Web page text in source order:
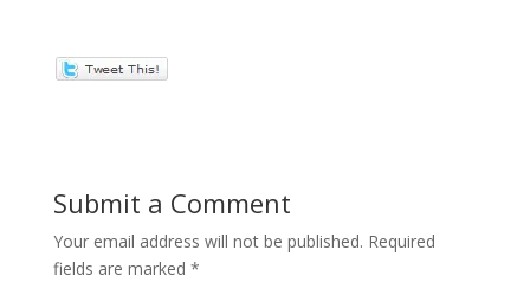
Submit a Comment
Your email address will not be published. Required
fields are marked *